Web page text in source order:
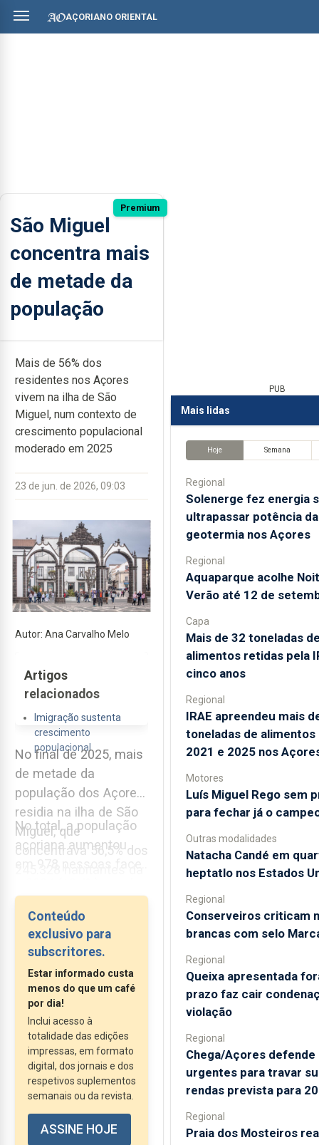
AÇORIANO ORIENTAL
Premium
São Miguel
concentra mais
de metade da
população
Mais de 56% dos
residentes nos Açores
vivem na ilha de São
Miguel, num contexto de
crescimento populacional
moderado em 2025
23 de jun. de 2026, 09:03
Autor: Ana Carvalho Melo
Artigos
relacionados
Imigração sustenta
crescimento
populacional
No final de 2025, mais
de metade da
população dos Açores
residia na ilha de São
Miguel, que
concentrava 56,5% dos
segundo as
Estimativas de
População Residente
– 2025, divulgadas
pelo Instituto Nacional
de Estatística (INE).
No total, a população
açoriana aumentou
composta por
124.786...
Conteúdo
exclusivo para
subscritores.
Estar informado custa
menos do que um café
por dia!
Inclui acesso à
totalidade das edições
impressas, em formato
digital, dos jornais e dos
respetivos suplementos
semanais ou da revista.
ASSINE HOJE
PUB
Mais lidas
Hoje Semana
Regional
Solenerge fez energia
ultrapassar potência da
geotermia nos Açores
Regional
Aquaparque acolhe
Verão até 12 de
Capa
Mais de 32 toneladas
alimentos retidas pela
cinco anos
Regional
IRAE apreendeu mais
toneladas de
2021 e 2025 nos
Motores
Luís Miguel Rego sem
para fechar já o
Outras modalidades
Natacha Candé em
heptatlo nos Estados
Regional
Conserveiros criticam
brancas com selo
Regional
Queixa apresentada
prazo faz cair
violação
Regional
Chega/Açores defende
urgentes para travar
rendas prevista para
Regional
Praia dos Mosteiros